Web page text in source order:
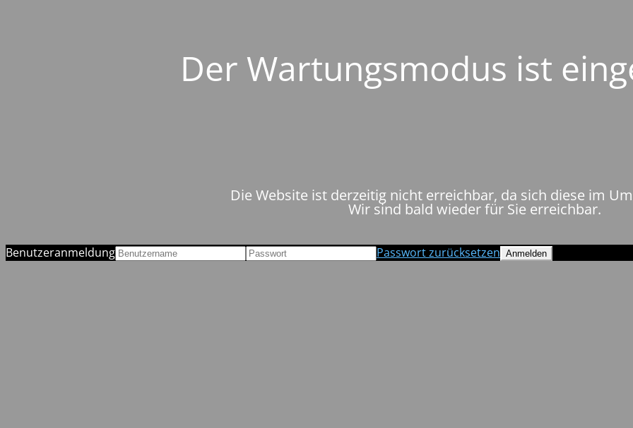
Der Wartungsmodus ist
Die Website ist derzeitig nicht erreichbar, da sich diese im
Wir sind bald wieder für Sie erreichbar.
Benutzeranmeldung Passwort zurücksetzen